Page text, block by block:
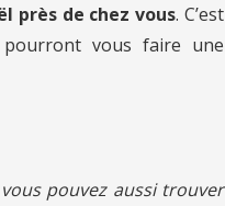
près de chez vous. C’est
vous faire une
pouvez aussi trouver